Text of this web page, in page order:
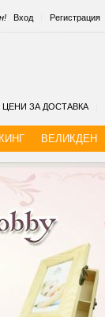
Вход Регистрация
ЦЕНИ ЗА ДОСТАВКА
ВЕЛИКДЕН